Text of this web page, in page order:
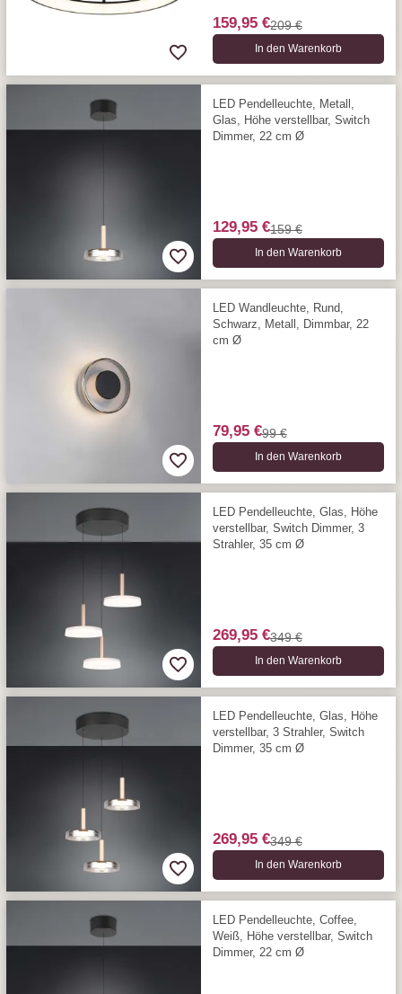
159,95 €209 €
In den Warenkorb
LED Pendelleuchte, Metall,
Glas, Höhe verstellbar, Switch
Dimmer, 22 cm Ø
129,95 €159 €
In den Warenkorb
LED Wandleuchte, Rund,
Schwarz, Metall, Dimmbar, 22
cm Ø
79,95 €99 €
In den Warenkorb
LED Pendelleuchte, Glas, Höhe
verstellbar, Switch Dimmer, 3
Strahler, 35 cm Ø
269,95 €349 €
In den Warenkorb
LED Pendelleuchte, Glas, Höhe
verstellbar, 3 Strahler, Switch
Dimmer, 35 cm Ø
269,95 €349 €
In den Warenkorb
LED Pendelleuchte, Coffee,
Weiß, Höhe verstellbar, Switch
Dimmer, 22 cm Ø